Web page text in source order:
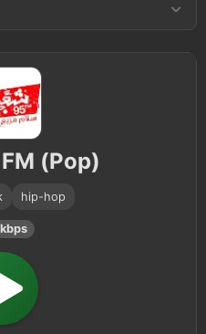
(Pop)
hip-hop